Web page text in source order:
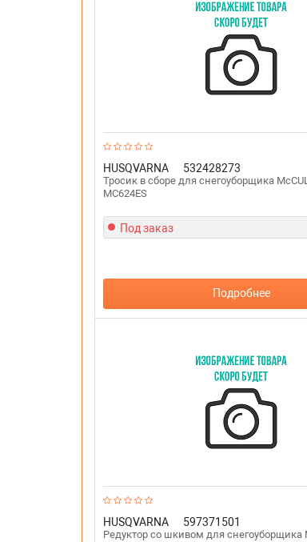
HUSQVARNA 532428273
Тросик в сборе для снегоуборщика
MC624ES
Под заказ
Подробнее
HUSQVARNA 597371501
Редуктор со шкивом для снегоуборщика